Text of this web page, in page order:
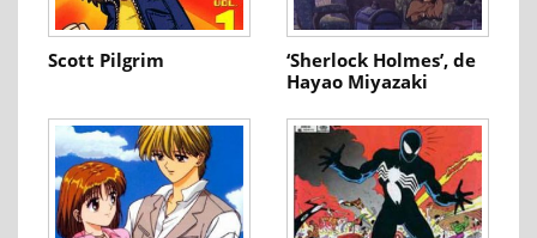
Scott Pilgrim
‘Sherlock Holmes’, de
Hayao Miyazaki